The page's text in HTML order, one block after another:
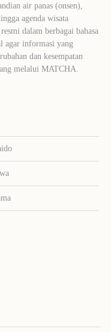
air panas (onsen),
agenda wisata
dalam berbagai bahasa
agar informasi yang
dan kesempatan
melalui MATCHA.